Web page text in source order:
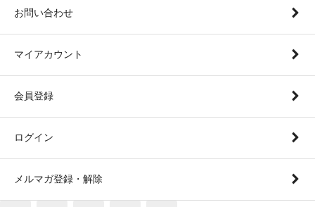
お問い合わせ
マイアカウント
会員登録
ログイン
メルマガ登録・解除